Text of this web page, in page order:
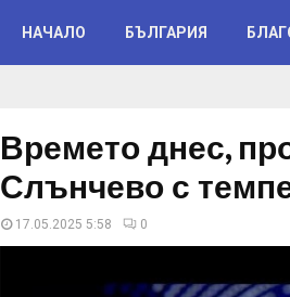
НАЧАЛО БЪЛГАРИЯ
Времето днес,
Слънчево с
17.05.2025 5:58 0